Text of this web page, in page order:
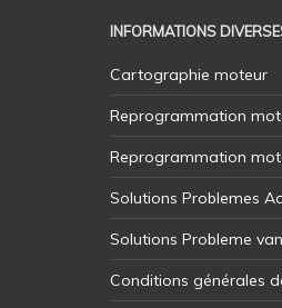
INFORMATIONS
Cartographie moteur
Reprogrammation
Reprogrammation
Solutions Problemes
Solutions Probleme
Conditions générales